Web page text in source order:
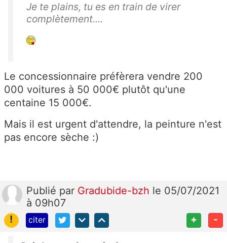
Je te plains, tu es en train de virer
complètement....
Le concessionnaire préfèrera vendre 200
000 voitures à 50 000€ plutôt qu'une
centaine 15 000€.
Mais il est urgent d'attendre, la peinture n'est
pas encore sèche :)
Publié par Gradubide-bzh le 05/07/2021
à 09h07
!
citer + -